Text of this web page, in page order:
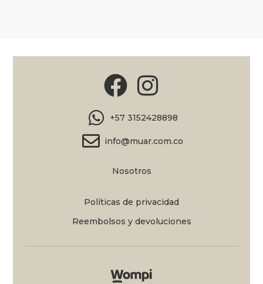
+57 3152428898
info@muar.com.co
Nosotros
Políticas de privacidad
Reembolsos y devoluciones